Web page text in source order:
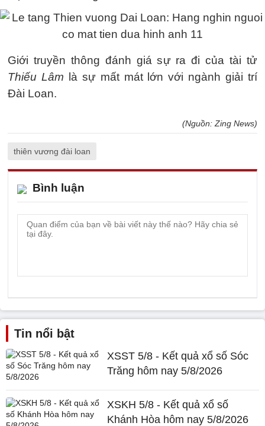
Giới truyền thông đánh giá sự ra đi của tài tử
Thiếu Lâm
là sự mất mát lớn với ngành giải trí
Đài Loan.
(Nguồn: Zing News)
thiên vương đài loan
Bình luận
Tin nổi bật
XSST 5/8 - Kết quả xổ số Sóc
Trăng hôm nay 5/8/2026
XSKH 5/8 - Kết quả xổ số
Khánh Hòa hôm nay 5/8/2026